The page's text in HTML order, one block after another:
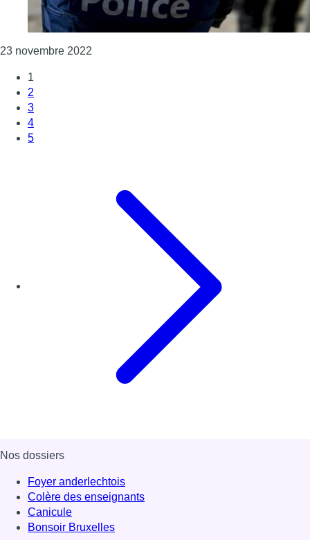
23 novembre 2022
1
2
3
4
5
Nos dossiers
Foyer anderlechtois
Colère des enseignants
Canicule
Bonsoir Bruxelles